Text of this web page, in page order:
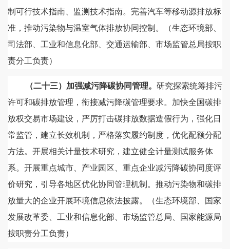
制可行技术指南、监测技术指南。完善汽车等移动源排放标
准，推动污染物与温室气体排放协同控制。（生态环境部、
司法部、工业和信息化部、交通运输部、市场监管总局按职
责分工负责）
（二十三）加强减污降碳协同管理。 研究探索统筹排污
许可和碳排放管理，衔接减污降碳管理要求。加快全国碳排
放权交易市场建设，严厉打击碳排放数据造假行为，强化日
常监管，建立长效机制，严格落实履约制度，优化配额分配
方法。开展相关计量技术研究，建立健全计量测试服务体
系。开展重点城市、产业园区、重点企业减污降碳协同度评
价研究，引导各地区优化协同管理机制。推动污染物和碳排
放量大的企业开展环境信息依法披露。（生态环境部、国家
发展改革委、工业和信息化部、市场监管总局、国家能源局
按职责分工负责）